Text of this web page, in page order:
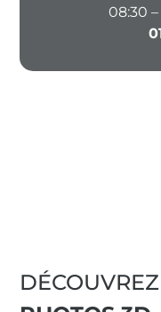
08:30 –
DÉCOUVREZ